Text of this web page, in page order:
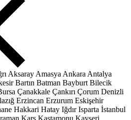
Aksaray Amasya Ankara Antalya
Bartın Batman Bayburt Bilecik
Çanakkale Çankırı Çorum Denizli
Erzincan Erzurum Eskişehir
Hakkari Hatay Iğdır Isparta İstanbul
Kars Kastamonu Kayseri